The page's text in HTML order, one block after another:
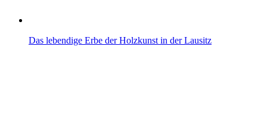
Das lebendige Erbe der Holzkunst in der Lausitz